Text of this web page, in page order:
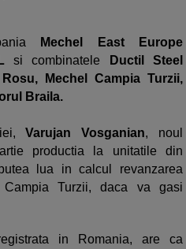
Mechel East Europe
si combinatele
Ductil Steel
Mechel Campia Turzii,
Braila.
Varujan Vosganian, noul
productia la unitatile din
lua in calcul revanzarea
Turzii, daca va gasi
in Romania, are ca